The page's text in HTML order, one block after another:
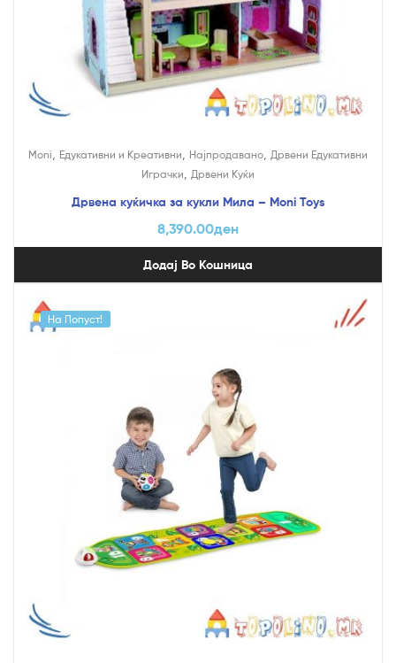
Moni Едукативни и Креативни Најпродавано Дрвени Едукативни
Играчки
Дрвени Куќи
Дрвена куќичка за кукли Мила – Moni Toys
8,390.00ден
Додај Во Кошница
На Попуст!